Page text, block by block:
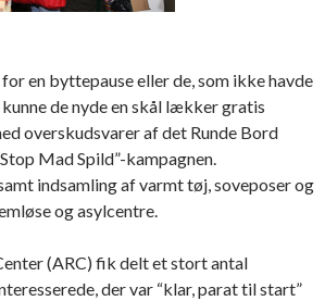
en byttepause eller de, som ikke havde
de nyde en skål lækker gratis
overskudsvarer af det Runde Bord
Mad Spild”-kampagnen.
indsamling af varmt tøj, soveposer og
og asylcentre.
(ARC) fik delt et stort antal
der var “klar, parat til start”